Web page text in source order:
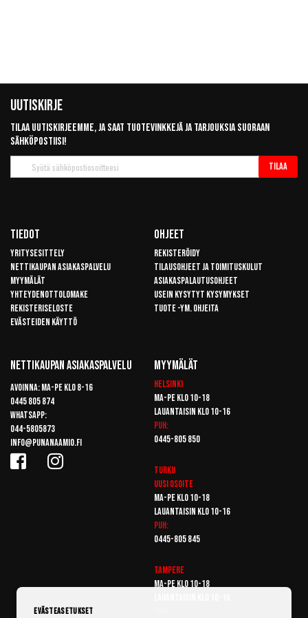
Uutiskirje
Tilaa uutiskirjeemme, ja saat tuotevinkkejä ja tarjouksia suoraan
sähköpostiisi!
uutiskirje
Tilaa
Tiedot
Yritysesittely
Nettikaupan asiakaspalvelu
Myymälät
Yhteydenottolomake
Rekisteriseloste
Evästeiden käyttö
Ohjeet
Rekisteröidy
Tilausohjeet ja toimituskulut
Asiakaspalautusohjeet
Usein kysytyt kysymykset
Tuote -ym. ohjeita
Nettikaupan Asiakaspalvelu
Avoinna: Ma-pe klo 8-16
0445 805 874
Whatsapp:
044-5805873
info@punanaamio.fi
Myymälät
Helsinki
Ma-pe klo 10-18
Lauantaisin klo 10-16
Puh:
0445-805 850
Turku
Uusi osoite
Ma-pe klo 10-18
Lauantaisin klo 10-16
Puh:
0445-805 845
Tampere
Ma-pe klo 10-18
Evästeasetukset